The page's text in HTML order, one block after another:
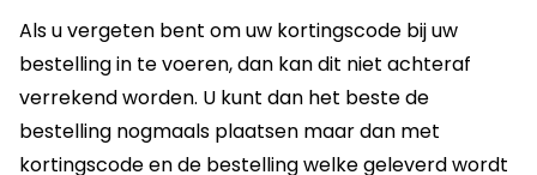
Als u vergeten bent om uw kortingscode bij uw
bestelling in te voeren, dan kan dit niet achteraf
verrekend worden. U kunt dan het beste de
bestelling nogmaals plaatsen maar dan met
kortingscode en de bestelling welke geleverd wordt